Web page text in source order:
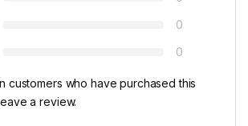
0
0
customers who have purchased this
a review.